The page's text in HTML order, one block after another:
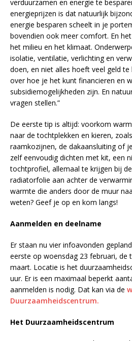
verduurzamen en energie te
energieprijzen is dat natuurlijk
energie besparen scheelt in je
bovendien ook meer comfort. En
het milieu en het klimaat.
isolatie, ventilatie, verlichting en
doen, en niet alles hoeft veel geld
over hoe je het kunt financieren en
subsidiemogelijkheden zijn. En
vragen stellen.”
De eerste tip is altijd: voorkom
naar de tochtplekken en kieren,
raamkozijnen, de dakaansluiting of
zelf eenvoudig dichten met kit, een
tochtprofiel, allemaal te krijgen bij
radiatorfolie aan achter de
warmte die anders door de muur
weten? Geef je op en kom langs!
Aanmelden en deelname
Er staan nu vier infoavonden
eerste op woensdag 23 februari, de
maart. Locatie is het
uur. Er is een maximaal beperkt
aanmelden is nodig. Dat kan via de
Duurzaamheidscentrum.
Het Duurzaamheidscentrum